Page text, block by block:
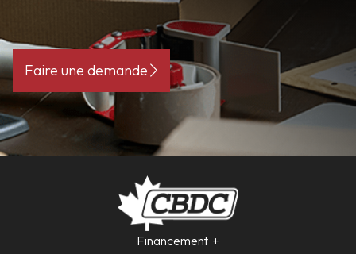
Faire une demande
Financement